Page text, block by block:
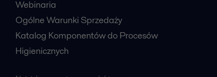
Webinaria
Ogólne Warunki Sprzedaży
Katalog Komponentów do Procesów
Higienicznych